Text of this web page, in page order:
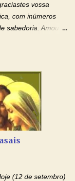
dos meus ...
vossa
com inúmeros
sabedoria. Amou a
do Espírito Santo.
os favores
Deus Nhá Chica)
Nhá Chica,
Divina e as
espiritual, que
urgente (Fazer
bondoso as
(12 de setembro)